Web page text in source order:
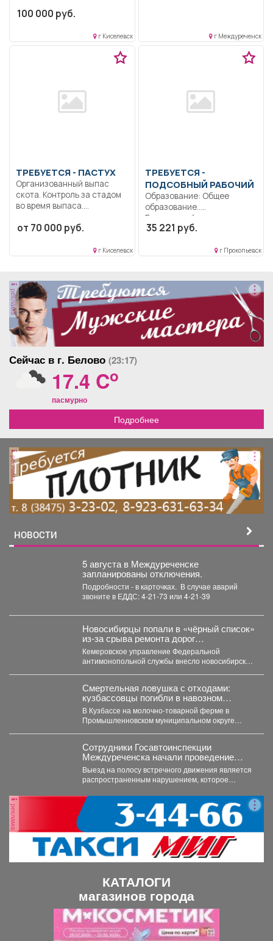
производственных заданий
100 000 руб.
г Киселевск г Междуреченск
ТРЕБУЕТСЯ - ПАСТУХ
Организованный выпас
скота. Контроль за стадом
во время выпаса....
от 70 000 руб.
г Киселевск
ТРЕБУЕТСЯ -
ПОДСОБНЫЙ РАБОЧИЙ
Образование: Общее
образование..
Благоустройство
территории.. Неполный
35 221 руб.
г Прокопьевск
реклама
Сейчас в г. Белово (23:17)
17.4 Co
пасмурно
Подробнее
реклама
НОВОСТИ
5 августа в Междуреченске
запланированы отключения.
Подробности - в карточках. ️ В случае аварий
звоните в ЕДДС: 4-21-73 или 4-21-39
Новосибирцы попали в «чёрный список»
из‑за срыва ремонта дорог
Прокопьевска
Кемеровское управление Федеральной
антимонопольной службы внесло новосибирскую
Смертельная ловушка с отходами:
кузбассовцы погибли в навозном
котловане
В Кузбассе на молочно-товарной ферме в
Промышленновском муниципальном округе
Сотрудники Госавтоинспекции
Междуреченска начали проведение
профилактической операции
«Встречная полоса»
Выезд на полосу встречного движения является
распространенным нарушением, которое
транспортного происшествия...
реклама
КАТАЛОГИ
магазинов города